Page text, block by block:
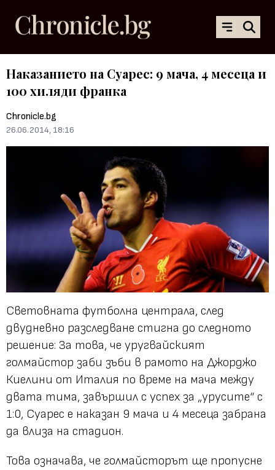
Наказанието на Суарес: 9 мача, 4 месеца и
100 хиляди франка
Chronicle.bg
26.06.2014, 18:16
Световната футболна централа, след
двудневно разследване стигна до следното
решение: За това, че уругвайският
голмайстор заби зъби в рамото на Джорджо
Киелини от Италия по време на мача между
двата тима, завършил с успех за „урусите“ с
1:0, Суарес е наказан 9 мача и 4 месеца забрана
да влиза на стадион.
Това означава, че голмайсторът ще пропусне